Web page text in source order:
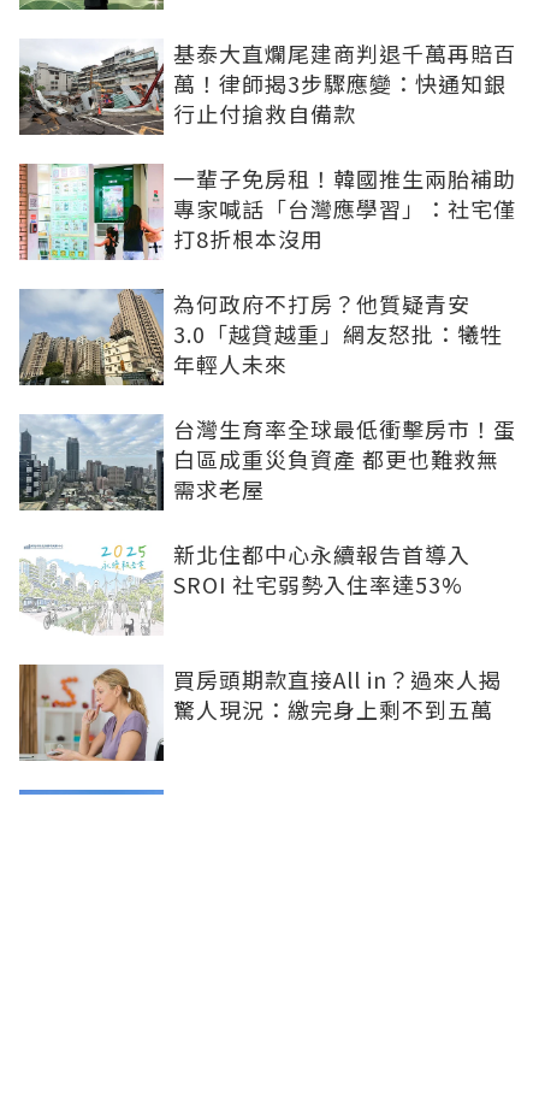
基泰大直爛尾建商判退千萬再賠百
萬！律師揭3步驟應變：快通知銀
行止付搶救自備款
一輩子免房租！韓國推生兩胎補助
專家喊話「台灣應學習」：社宅僅
打8折根本沒用
為何政府不打房？他質疑青安
3.0「越貸越重」網友怒批：犧牲
年輕人未來
台灣生育率全球最低衝擊房市！蛋
白區成重災負資產 都更也難救無
需求老屋
新北住都中心永續報告首導入
SROI 社宅弱勢入住率達53%
買房頭期款直接All in？過來人揭
驚人現況：繳完身上剩不到五萬